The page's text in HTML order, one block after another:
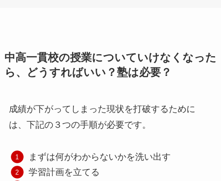
中高一貫校の授業についていけなくなった
ら、どうすればいい？塾は必要？
成績が下がってしまった現状を打破するために
は、下記の３つの手順が必要です。
まずは何がわからないかを洗い出す
学習計画を立てる